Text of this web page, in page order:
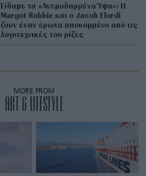
Είδαμε τα «Ανεμοδαρμένα Ύψη»: Η
Margot Robbie και ο Jacob Elordi
ζουν έναν έρωτα αποκομμένο από τις
λογοτεχνικές του ρίζες
MORE FROM
ART & LIFESTYLE